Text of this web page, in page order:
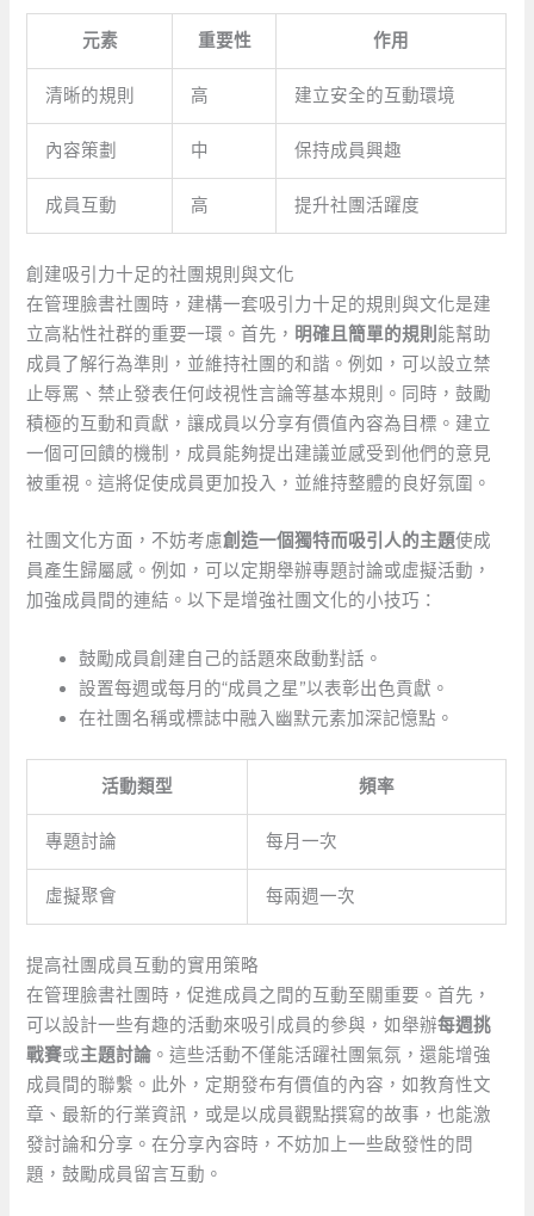
元素 重要性 作用
清晰的規則 高 建立安全的互動環境
內容策劃 中 保持成員興趣
成員互動 高 提升社團活躍度
創建吸引力十足的社團規則與文化
在管理臉書社團時，建構一套吸引力十足的規則與文化是建
立高粘性社群的重要一環。首先， 明確且簡單的規則 能幫助
成員了解行為準則，並維持社團的和諧。例如，可以設立禁
止辱罵、禁止發表任何歧視性言論等基本規則。同時，鼓勵
積極的互動和貢獻，讓成員以分享有價值內容為目標。建立
一個可回饋的機制，成員能夠提出建議並感受到他們的意見
被重視。這將促使成員更加投入，並維持整體的良好氛圍。
社團文化方面，不妨考慮創造一個獨特而吸引人的主題使成
員產生歸屬感。例如，可以定期舉辦專題討論或虛擬活動，
加強成員間的連結。以下是增強社團文化的小技巧：
鼓勵成員創建自己的話題來啟動對話。
設置每週或每月的“成員之星”以表彰出色貢獻。
在社團名稱或標誌中融入幽默元素加深記憶點。
活動類型 頻率
專題討論 每月一次
虛擬聚會 每兩週一次
提高社團成員互動的實用策略
在管理臉書社團時，促進成員之間的互動至關重要。首先，
可以設計一些有趣的活動來吸引成員的參與，如舉辦每週挑
戰賽或主題討論 。這些活動不僅能活躍社團氣氛，還能增強
成員間的聯繫。此外，定期發布有價值的內容，如教育性文
章、最新的行業資訊，或是以成員觀點撰寫的故事，也能激
發討論和分享。在分享內容時，不妨加上一些啟發性的問
題，鼓勵成員留言互動。